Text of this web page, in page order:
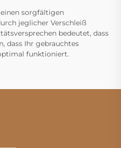
sorgfältigen
jeglicher Verschleiß
bedeutet, dass
dass Ihr gebrauchtes
funktioniert.